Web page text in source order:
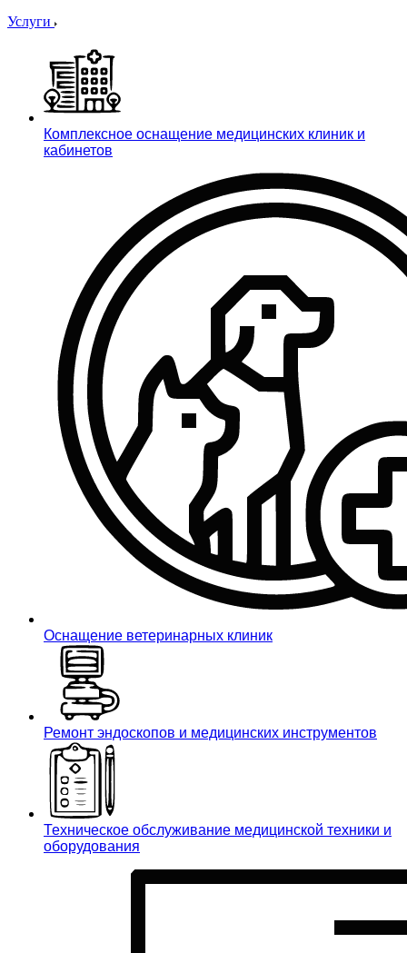
Услуги
Комплексное оснащение медицинских клиник и
кабинетов
Оснащение ветеринарных клиник
Ремонт эндоскопов и медицинских инструментов
Техническое обслуживание медицинской техники и
оборудования